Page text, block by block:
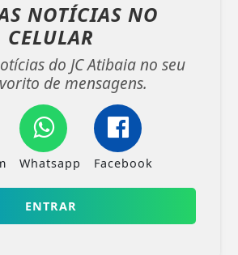
NOTÍCIAS NO
CELULAR
do JC Atibaia no seu
de mensagens.
Whatsapp Facebook
ENTRAR